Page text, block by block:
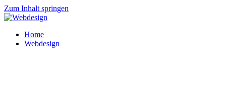
Zum Inhalt springen
Home
Webdesign